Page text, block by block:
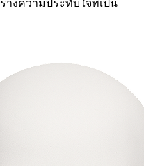
งความประทับใจที่เป็น